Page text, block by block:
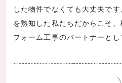
した物件でなくても大丈夫で
を熟知した私たちだからこそ
フォーム工事のパートナーとし